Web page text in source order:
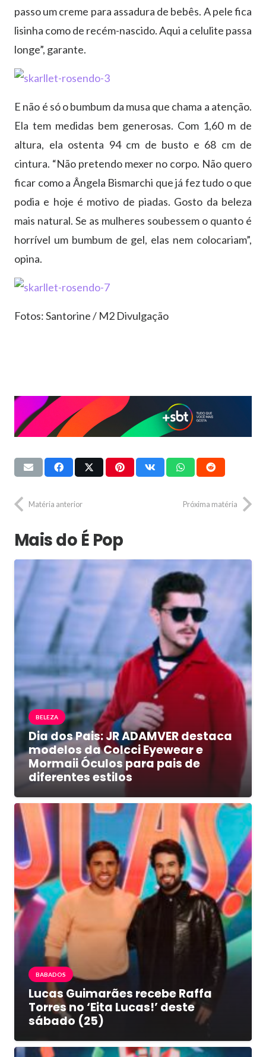
passo um creme para assadura de bebês. A pele fica
lisinha como de recém-nascido. Aqui a celulite passa
longe”, garante.
E não é só o bumbum da musa que chama a atenção.
Ela tem medidas bem generosas. Com 1,60 m de
altura, ela ostenta 94 cm de busto e 68 cm de
cintura. “Não pretendo mexer no corpo. Não quero
ficar como a Ângela Bismarchi que já fez tudo o que
podia e hoje é motivo de piadas. Gosto da beleza
mais natural. Se as mulheres soubessem o quanto é
horrível um bumbum de gel, elas nem colocariam”,
opina.
Fotos: Santorine / M2 Divulgação
Matéria anterior Próxima matéria
Mais do É Pop
BELEZA
Dia dos Pais: JR ADAMVER destaca
modelos da Colcci Eyewear e
Mormaii Óculos para pais de
diferentes estilos
BABADOS
Lucas Guimarães recebe Raffa
Torres no ‘Eita Lucas!’ deste
sábado (25)